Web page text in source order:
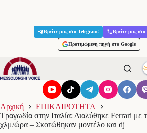
Βρείτε μας στο Telegram! Βρείτε μας
Προτιμώμενη πηγή στο Google
Αρχική
ΕΠΙΚΑΙΡΟΤΗΤΑ
Τραγωδία στην Ιταλία: Διαλύθηκε Ferrari με
χλμ/ώρα – Σκοτώθηκαν μοντέλο και dj